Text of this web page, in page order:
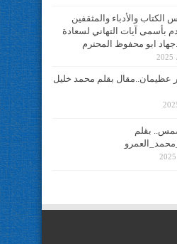
والأدباء والمثقفين
بأسمى آيات التهاني لسعادة
ابو محفوظ المحترم
عظيمان..مقال بقلم محمد خليل
بقلم